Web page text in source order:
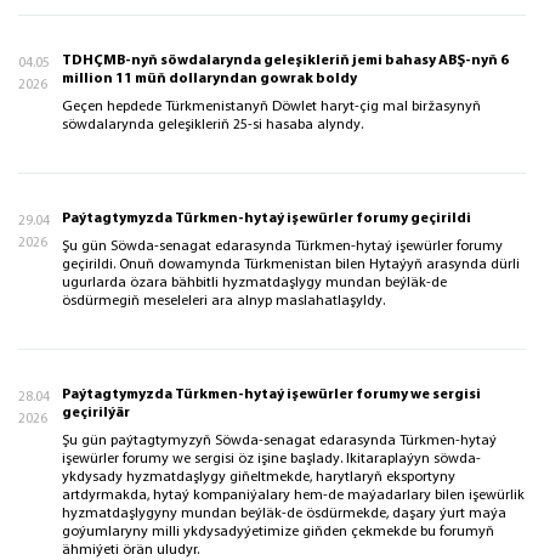
04.05
2026
TDHÇMB-nyň söwdalarynda geleşikleriň jemi bahasy ABŞ-nyň 6
million 11 müň dollaryndan gowrak boldy
Geçen hepdede Türkmenistanyň Döwlet haryt-çig mal biržasynyň
söwdalarynda geleşikleriň 25-si hasaba alyndy.
29.04
2026
Paýtagtymyzda Türkmen-hytaý işewürler forumy geçirildi
Şu gün Söwda-senagat edarasynda Türkmen-hytaý işewürler forumy
geçirildi. Onuň dowamynda Türkmenistan bilen Hytaýyň arasynda dürli
ugurlarda özara bähbitli hyzmatdaşlygy mundan beýläk-de
ösdürmegiň meseleleri ara alnyp maslahatlaşyldy.
28.04
2026
Paýtagtymyzda Türkmen-hytaý işewürler forumy we sergisi
geçirilýär
Şu gün paýtagtymyzyň Söwda-senagat edarasynda Türkmen-hytaý
işewürler forumy we sergisi öz işine başlady. Ikitaraplaýyn söwda-
ykdysady hyzmatdaşlygy giňeltmekde, harytlaryň eksportyny
artdyrmakda, hytaý kompaniýalary hem-de maýadarlary bilen işewürlik
hyzmatdaşlygyny mundan beýläk-de ösdürmekde, daşary ýurt maýa
goýumlaryny milli ykdysadyýetimize giňden çekmekde bu forumyň
ähmiýeti örän uludyr.